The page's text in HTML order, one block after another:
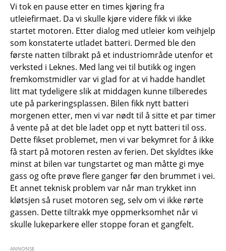
Vi tok en pause etter en times kjøring fra
utleiefirmaet. Da vi skulle kjøre videre fikk vi ikke
startet motoren. Etter dialog med utleier kom veihjelp
som konstaterte utladet batteri. Dermed ble den
første natten tilbrakt på et industriområde utenfor et
verksted i Leknes. Med lang vei til butikk og ingen
fremkomstmidler var vi glad for at vi hadde handlet
litt mat tydeligere slik at middagen kunne tilberedes
ute på parkeringsplassen. Bilen fikk nytt batteri
morgenen etter, men vi var nødt til å sitte et par timer
å vente på at det ble ladet opp et nytt batteri til oss.
Dette fikset problemet, men vi var bekymret for å ikke
få start på motoren resten av ferien. Det skyldtes ikke
minst at bilen var tungstartet og man måtte gi mye
gass og ofte prøve flere ganger før den brummet i vei.
Et annet teknisk problem var når man trykket inn
kløtsjen så ruset motoren seg, selv om vi ikke rørte
gassen. Dette tiltrakk mye oppmerksomhet når vi
skulle lukeparkere eller stoppe foran et gangfelt.